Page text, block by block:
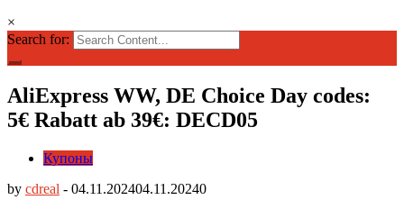
×
Search for:
AliExpress WW, DE Choice Day codes:
5€ Rabatt ab 39€: DECD05
Купоны
by cdreal - 04.11.202404.11.20240